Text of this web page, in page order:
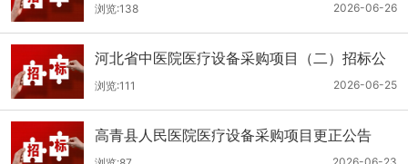
(二次)招标公告
2026-06-26
浏览:138
河北省中医院医疗设备采购项目（二）招标公
告
2026-06-25
浏览:111
高青县人民医院医疗设备采购项目更正公告